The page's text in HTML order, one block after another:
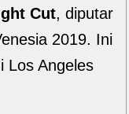
Cut, diputar
2019. Ini
Los Angeles